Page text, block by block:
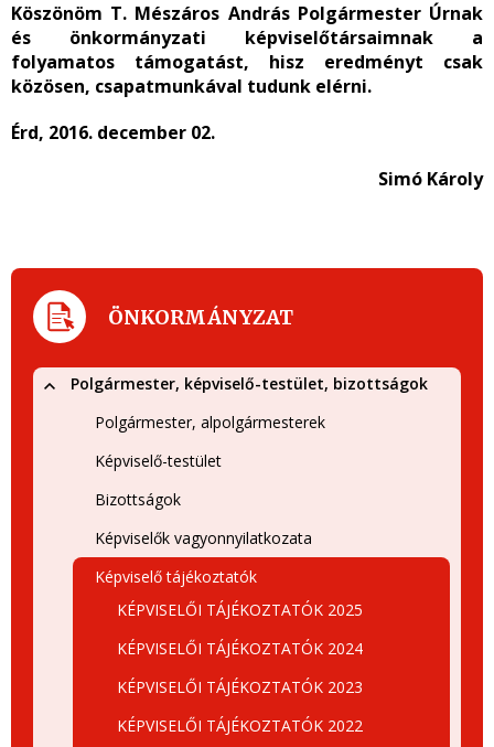
Köszönöm T. Mészáros András Polgármester Úrnak
és önkormányzati képviselőtársaimnak a
folyamatos támogatást, hisz eredményt csak
közösen, csapatmunkával tudunk elérni.
Érd, 2016. december 02.
Simó Károly
ÖNKORMÁNYZAT
Polgármester, képviselő-testület, bizottságok
Polgármester, alpolgármesterek
Képviselő-testület
Bizottságok
Képviselők vagyonnyilatkozata
Képviselő tájékoztatók
KÉPVISELŐI TÁJÉKOZTATÓK 2025
KÉPVISELŐI TÁJÉKOZTATÓK 2024
KÉPVISELŐI TÁJÉKOZTATÓK 2023
KÉPVISELŐI TÁJÉKOZTATÓK 2022